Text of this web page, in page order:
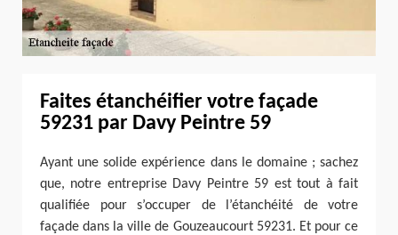
Faites étanchéifier votre façade
59231 par Davy Peintre 59
Ayant une solide expérience dans le domaine ; sachez
que, notre entreprise Davy Peintre 59 est tout à fait
qualifiée pour s’occuper de l’étanchéité de votre
façade dans la ville de Gouzeaucourt 59231. Et pour ce